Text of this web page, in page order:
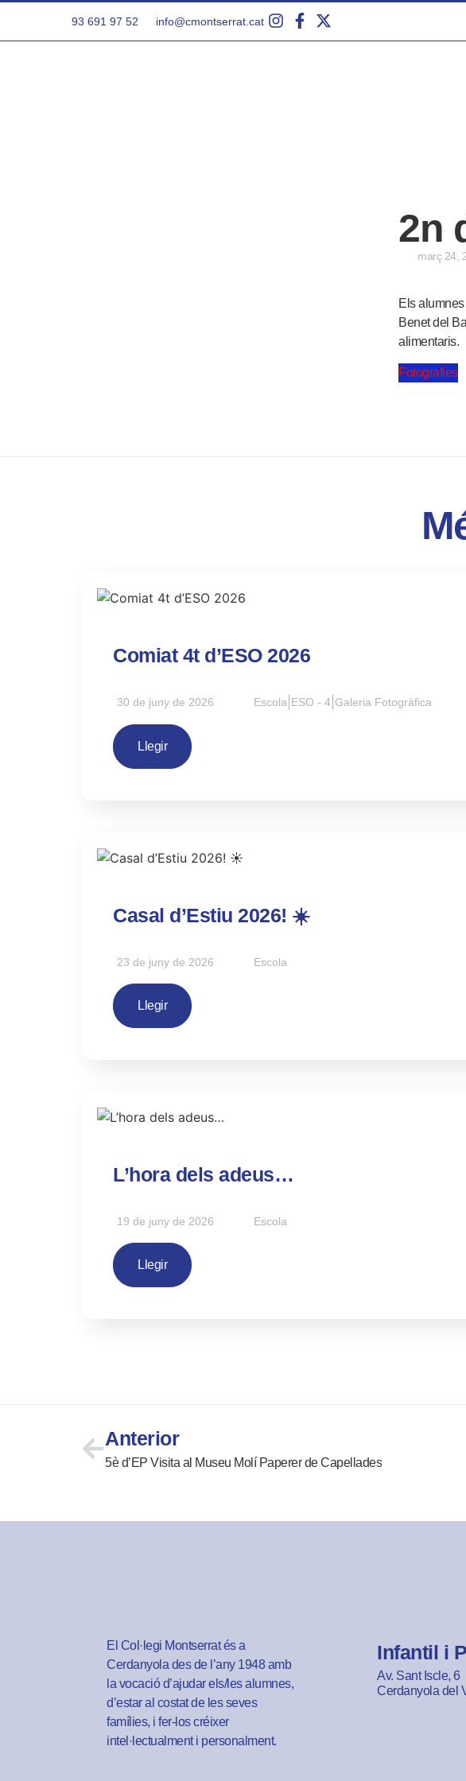
93 691 97 52 info@cmontserrat.cat
2n
març 24,
Els
Benet del
alimentaris.
Fotografies
Comiat 4t d’ESO 2026
30 de juny de 2026 Escola ESO - 4 Galeria Fotogràfica
Llegir
Casal d’Estiu 2026! ☀️
23 de juny de 2026 Escola
Llegir
L’hora dels adeus…
19 de juny de 2026 Escola
Llegir
Anterior
5è d’EP Visita al Museu Molí Paperer de Capellades
El Col·legi Montserrat és a
Cerdanyola des de l’any 1948 amb
la vocació d’ajudar els/les alumnes,
d’estar al costat de les seves
famílies, i fer-los créixer
intel·lectualment i personalment.
Infantil i
Av. Sant Iscle, 6
Cerdanyola del